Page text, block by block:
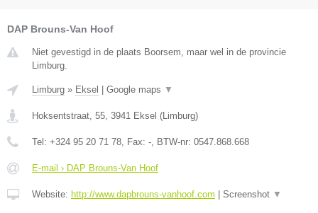
DAP Brouns-Van Hoof
Niet gevestigd in de plaats Boorsem, maar wel in de provincie
Limburg.
Limburg » Eksel Google maps ▼
Hoksentstraat, 55 3941 Eksel ( Limburg)
Tel: +324 95 20 71 78 , Fax: - , BTW-nr: 0547.868.668
E-mail › DAP Brouns-Van Hoof
Website: http://www.dapbrouns-vanhoof.com Screenshot ▼